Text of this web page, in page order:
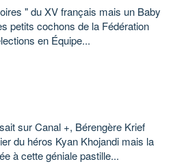
" du XV français mais un Baby
petits cochons de la Fédération
en Équipe...
sur Canal +, Bérengère Krief
du héros Kyan Khojandi mais la
à cette géniale pastille...